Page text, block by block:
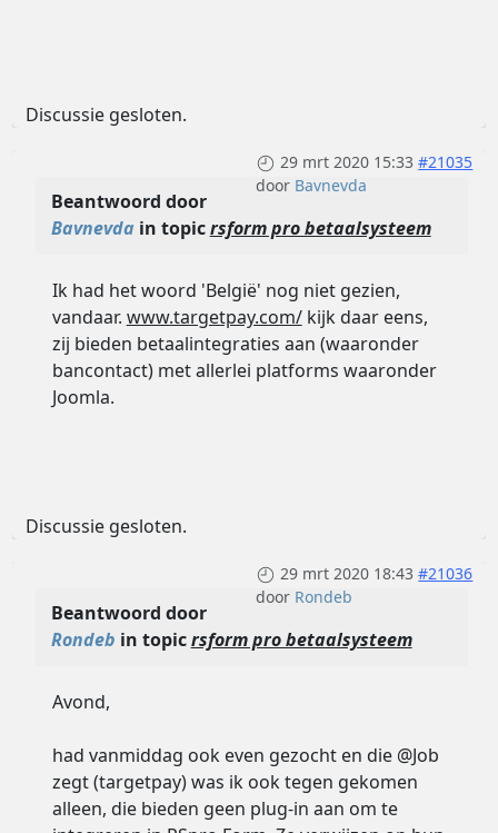
Discussie gesloten.
29 mrt 2020 15:33 #21035
door Bavnevda
Beantwoord door
Bavnevda in topicrsform pro betaalsysteem
Ik had het woord 'België' nog niet gezien,
vandaar. www.targetpay.com/kijk daar eens,
zij bieden betaalintegraties aan (waaronder
bancontact) met allerlei platforms waaronder
Joomla.
Discussie gesloten.
29 mrt 2020 18:43 #21036
door Rondeb
Beantwoord door
Rondeb in topicrsform pro betaalsysteem
Avond,
had vanmiddag ook even gezocht en die @Job
zegt (targetpay) was ik ook tegen gekomen
alleen, die bieden geen plug-in aan om te